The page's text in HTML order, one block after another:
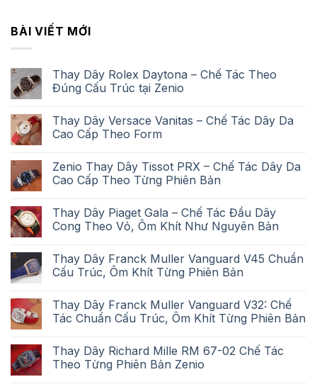
BÀI VIẾT MỚI
Thay Dây Rolex Daytona – Chế Tác Theo
Đúng Cấu Trúc tại Zenio
Thay Dây Versace Vanitas – Chế Tác Dây Da
Cao Cấp Theo Form
Zenio Thay Dây Tissot PRX – Chế Tác Dây Da
Cao Cấp Theo Từng Phiên Bản
Thay Dây Piaget Gala – Chế Tác Đầu Dây
Cong Theo Vỏ, Ôm Khít Như Nguyên Bản
Thay Dây Franck Muller Vanguard V45 Chuẩn
Cấu Trúc, Ôm Khít Từng Phiên Bản
Thay Dây Franck Muller Vanguard V32: Chế
Tác Chuẩn Cấu Trúc, Ôm Khít Từng Phiên Bản
Thay Dây Richard Mille RM 67-02 Chế Tác
Theo Từng Phiên Bản Zenio